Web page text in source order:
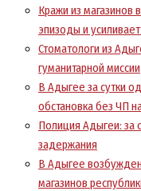
Кражи из магазинов
эпизоды и
Стоматологи из
гуманитарной миссии
В Адыгее за сутки
обстановка без ЧП
Полиция Адыгеи: за
задержания
В Адыгее
магазинов